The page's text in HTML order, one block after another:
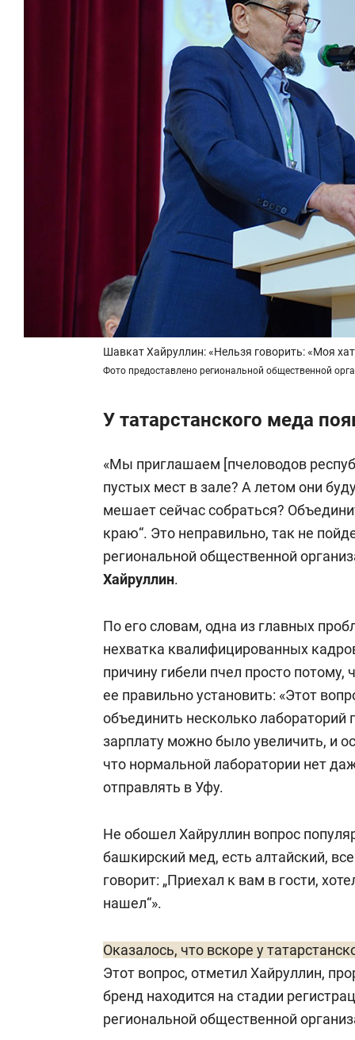
Шавкат Хайруллин: «Нельзя говорить: «Моя
Фото предоставлено региональной общественной
У татарстанского меда
«Мы приглашаем [пчеловодов
пустых мест в зале? А летом они
мешает сейчас собраться?
краю“. Это неправильно, так не
региональной общественной
Хайруллин.
По его словам, одна из главных
нехватка квалифицированных
причину гибели пчел просто
ее правильно установить: «Этот
объединить несколько лабораторий
зарплату можно было увеличить, и
что нормальной лаборатории нет
отправлять в Уфу.
Не обошел Хайруллин вопрос
башкирский мед, есть алтайский,
говорит: „Приехал к вам в гости,
нашел“».
Оказалось, что вскоре у
Этот вопрос, отметил Хайруллин,
бренд находится на стадии
региональной общественной